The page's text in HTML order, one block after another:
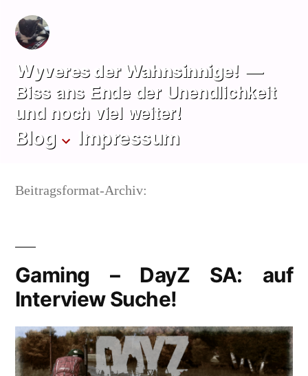
Zum
Inhalt
springen
Wyveres der Wahnsinnige!
Biss ans Ende der Unendlichkeit
und noch viel weiter!
Blog Impressum
Beitragsformat-Archiv:
Gaming – DayZ SA: auf
Interview Suche!